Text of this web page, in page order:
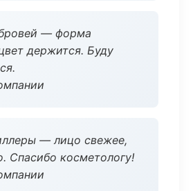
— форма
держится. Буду
— лицо свежее,
Спасибо косметологу!